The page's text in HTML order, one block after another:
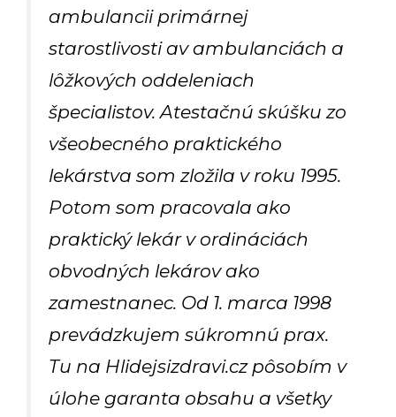
ambulancii primárnej
starostlivosti av ambulanciách a
lôžkových oddeleniach
špecialistov. Atestačnú skúšku zo
všeobecného praktického
lekárstva som zložila v roku 1995.
Potom som pracovala ako
praktický lekár v ordináciách
obvodných lekárov ako
zamestnanec. Od 1. marca 1998
prevádzkujem súkromnú prax.
Tu na Hlidejsizdravi.cz pôsobím v
úlohe garanta obsahu a všetky